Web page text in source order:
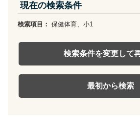
現在の検索条件
検索項目： 保健体育、小1
検索条件を変更して
最初から検索